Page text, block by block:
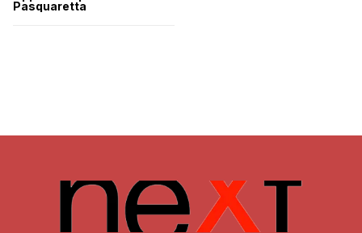
Pasquaretta